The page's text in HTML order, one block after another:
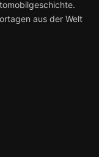
aus der Welt